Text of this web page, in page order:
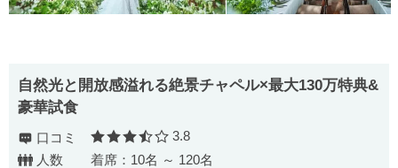
自然光と開放感溢れる絶景チャペル×最大130万特典&
豪華試食
口コミ 口コミ評価
3.8
人数
着席：10名 ～ 120名